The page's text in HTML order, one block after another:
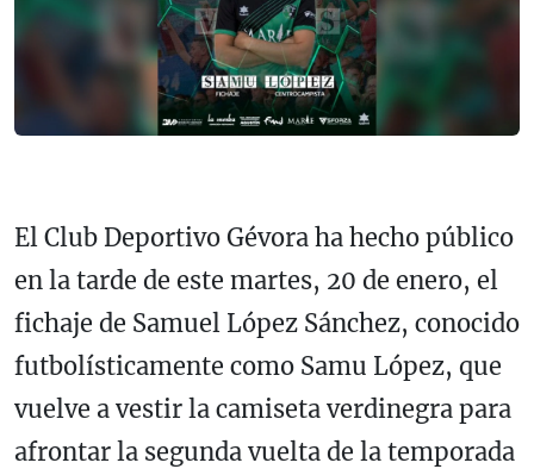
El Club Deportivo Gévora ha hecho público
en la tarde de este martes, 20 de enero, el
fichaje de Samuel López Sánchez, conocido
futbolísticamente como Samu López, que
vuelve a vestir la camiseta verdinegra para
afrontar la segunda vuelta de la temporada